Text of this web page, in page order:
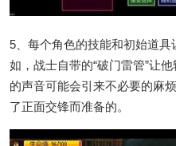
5、每个角色的技能和初始道
如，战士自带的“破门雷管”让
的声音可能会引来不必要的麻
了正面交锋而准备的。